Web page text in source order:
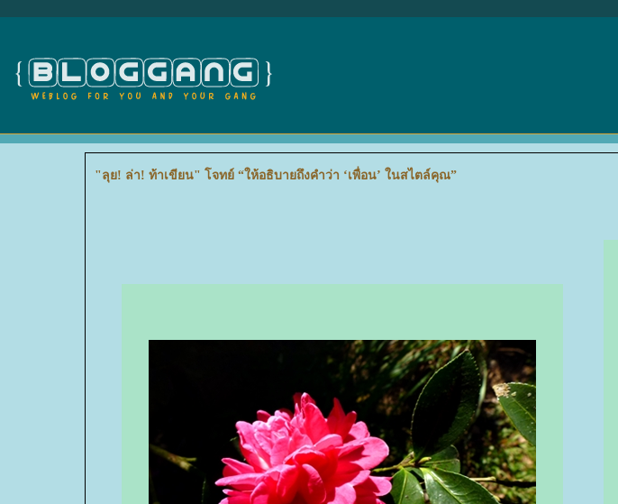
"ลุย! ล่า! ท้าเขียน" โจทย์ “ให้อธิบายถึงคำว่า ‘เพื่อน’ ในสไตล์คุณ”